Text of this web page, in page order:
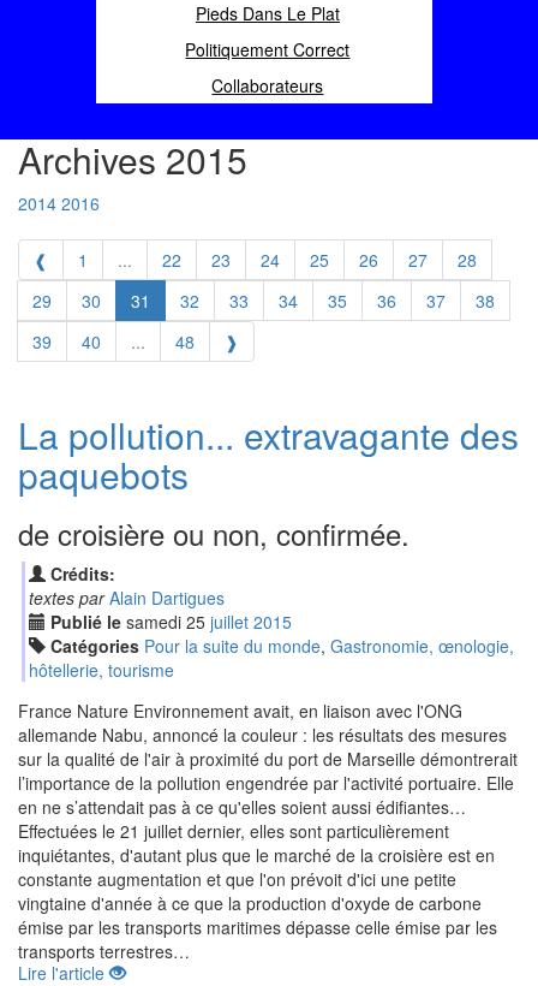
Pieds Dans Le Plat
Politiquement Correct
Collaborateurs
Archives 2015
2014 2016
❰ 1 ... 22 23 24 25 26 27
28
29
30 31 32 33 34 35 36 37
38
39
40 ... 48 ❱
La pollution... extravagante des
paquebots
de croisière ou non, confirmée.
Crédits:
textes par Alain Dartigues
Publié le samedi 25 juillet 2015
Catégories Pour la suite du monde, Gastronomie, œnologie,
hôtellerie, tourisme
France Nature Environnement avait, en liaison avec l'ONG
allemande Nabu, annoncé la couleur : les résultats des mesures
sur la qualité de l'air à proximité du port de Marseille démontrerait
l’importance de la pollution engendrée par l'activité portuaire. Elle
en ne s’attendait pas à ce qu'elles soient aussi édifiantes…
Effectuées le 21 juillet dernier, elles sont particulièrement
inquiétantes, d'autant plus que le marché de la croisière est en
constante augmentation et que l'on prévoit d'ici une petite
vingtaine d'année à ce que la production d'oxyde de carbone
émise par les transports maritimes dépasse celle émise par les
transports terrestres…
Lire l'article